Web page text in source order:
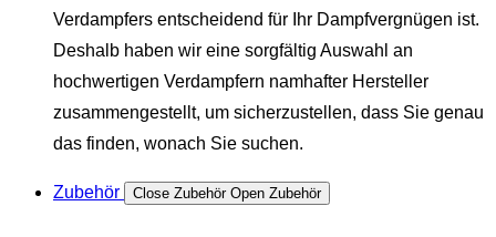
Verdampfers entscheidend für Ihr Dampfvergnügen ist.
Deshalb haben wir eine sorgfältig Auswahl an
hochwertigen Verdampfern namhafter Hersteller
zusammengestellt, um sicherzustellen, dass Sie genau
das finden, wonach Sie suchen.
Zubehör Close Zubehör Open Zubehör